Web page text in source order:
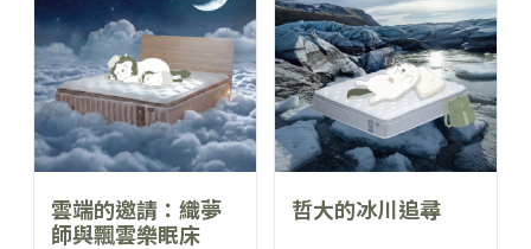
你自己。
雲端的邀請：織夢
師與飄雲樂眠床
哲大的冰川追尋